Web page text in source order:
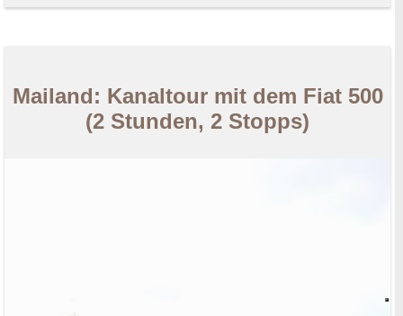
Mailand: Kanaltour mit dem Fiat 500
(2 Stunden, 2 Stopps)